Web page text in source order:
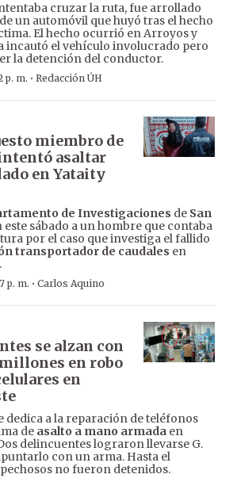
cruzar la ruta, fue arrollado
un automóvil que huyó tras el hecho
El hecho ocurrió en Arroyos y
incautó el vehículo involucrado pero
la detención del conductor.
p. m. · Redacción ÚH
miembro de
asaltar
en Yataity
de Investigaciones de San
sábado a un hombre que contaba
por el caso que investiga el fallido
transportador de caudales en
.
p. m. · Carlos Aquino
se alzan con
millones en robo
en
dedica a la reparación de teléfonos
de asalto a mano armada en
delincuentes lograron llevarse G.
con un arma. Hasta el
no fueron detenidos.